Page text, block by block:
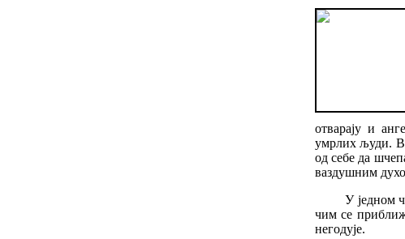
отварају и
умрлих људи.
од себе да
ваздушним
У једном
чим се
негодује.